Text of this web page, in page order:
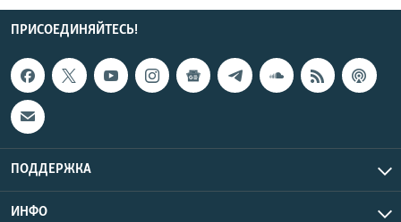
ПРИСОЕДИНЯЙТЕСЬ!
ПОДДЕРЖКА
ИНФО